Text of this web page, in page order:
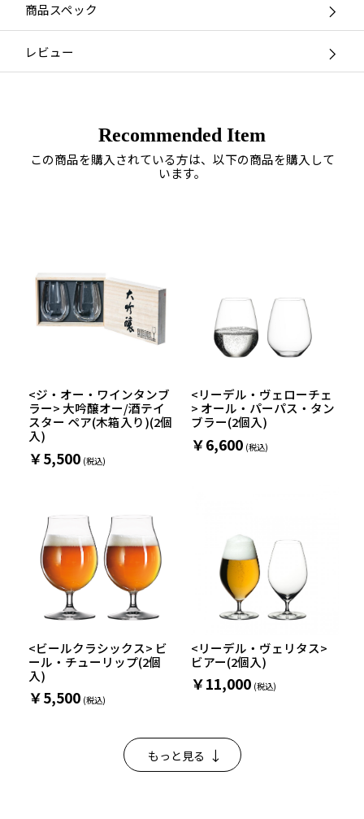
商品スペック
レビュー
Recommended Item
この商品を購入されている方は、以下の商品を購入して
います。
<ジ・オー・ワインタンブ
ラー> 大吟醸オー/酒テイ
スター ペア(木箱入り)(2個
入)
￥5,500
<リーデル・ヴェローチェ
> オール・パーパス・タン
ブラー(2個入)
￥6,600
<ビールクラシックス> ビ
ール・チューリップ(2個
入)
￥5,500
<リーデル・ヴェリタス>
ビアー(2個入)
￥11,000
もっと見る